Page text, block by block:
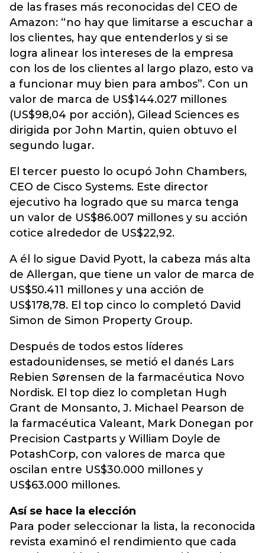
de las frases más reconocidas del CEO de
Amazon: “no hay que limitarse a escuchar a
los clientes, hay que entenderlos y si se
logra alinear los intereses de la empresa
con los de los clientes al largo plazo, esto va
a funcionar muy bien para ambos”. Con un
valor de marca de US$144.027 millones
(US$98,04 por acción), Gilead Sciences es
dirigida por John Martin, quien obtuvo el
segundo lugar.
El tercer puesto lo ocupó John Chambers,
CEO de Cisco Systems. Este director
ejecutivo ha logrado que su marca tenga
un valor de US$86.007 millones y su acción
cotice alrededor de US$22,92.
A él lo sigue David Pyott, la cabeza más alta
de Allergan, que tiene un valor de marca de
US$50.411 millones y una acción de
US$178,78. El top cinco lo completó David
Simon de Simon Property Group.
Después de todos estos líderes
estadounidenses, se metió el danés Lars
Rebien Sørensen de la farmacéutica Novo
Nordisk. El top diez lo completan Hugh
Grant de Monsanto, J. Michael Pearson de
la farmacéutica Valeant, Mark Donegan por
Precision Castparts y William Doyle de
PotashCorp, con valores de marca que
oscilan entre US$30.000 millones y
US$63.000 millones.
Así se hace la elección
Para poder seleccionar la lista, la reconocida
revista examinó el rendimiento que cada